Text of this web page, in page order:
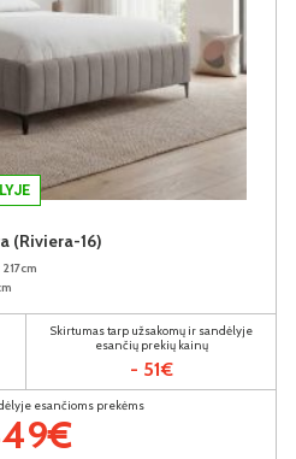
(Riviera-16)
217cm
Skirtumas tarp užsakomų ir sandėlyje
esančių prekių kainų
- 51€
esančioms prekėms